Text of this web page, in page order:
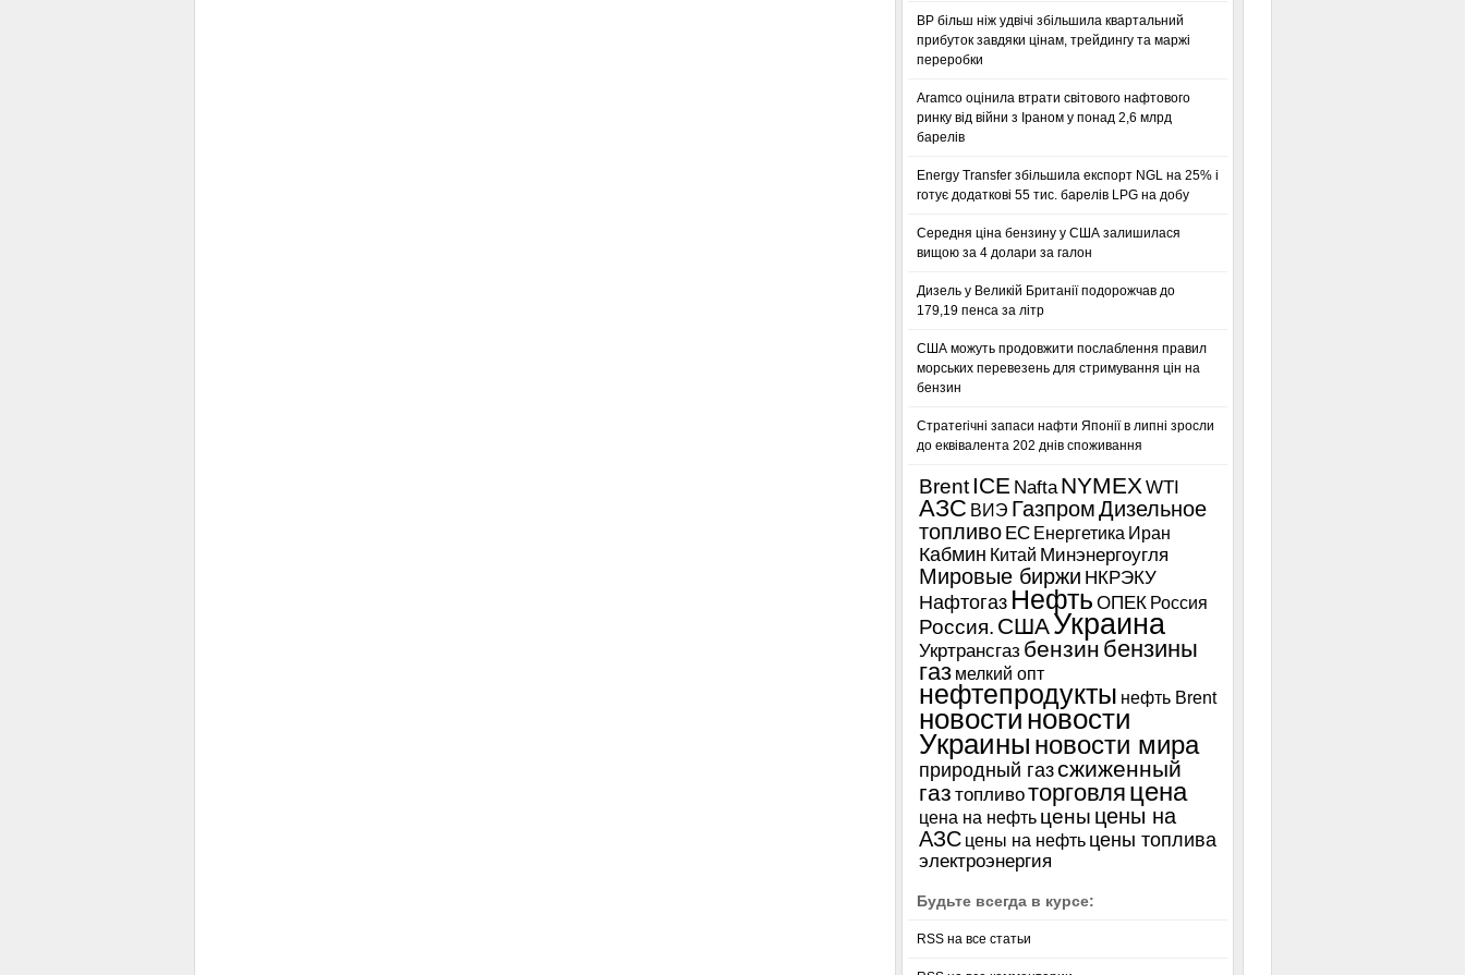
BP більш ніж удвічі збільшила квартальний
прибуток завдяки цінам, трейдингу та маржі
переробки
Aramco оцінила втрати світового нафтового
ринку від війни з Іраном у понад 2,6 млрд
барелів
Energy Transfer збільшила експорт NGL на 25% і
готує додаткові 55 тис. барелів LPG на добу
Середня ціна бензину у США залишилася
вищою за 4 долари за галон
Дизель у Великій Британії подорожчав до
179,19 пенса за літр
США можуть продовжити послаблення правил
морських перевезень для стримування цін на
бензин
Стратегічні запаси нафти Японії в липні зросли
до еквівалента 202 днів споживання
Brent ICE Nafta NYMEXWTI
АЗС ВИЭ ГазпромДизельное
топливо ЕС Енергетика Иран
Кабмин Китай Минэнергоугля
Мировые биржи НКРЭКУ
Нафтогаз Нефть ОПЕК Россия
Россия. СШАУкраина
Укртрансгаз бензин бензины
газ мелкий опт
нефтепродукты нефть Brent
новости новости
Украины новости мира
природный газсжиженный
газ топливоторговля цена
цена на нефть цены цены на
АЗС цены на нефть цены топлива
электроэнергия
Будьте всегда в курсе:
RSS на все статьи